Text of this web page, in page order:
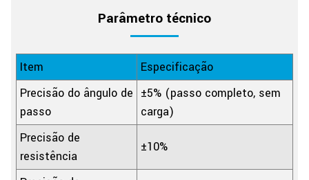
Parâmetro técnico
Item
Especificação
Precisão do ângulo de
passo
±5% (passo completo, sem
carga)
Precisão de
resistência
±10%